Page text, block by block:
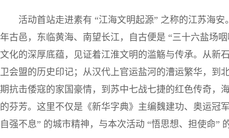
活动首站走进素有 “江海文明起源” 之称的江苏海
年古邑，东临黄海、南望长江，自古便是 “三十六盐场
文化的深厚底蕴，见证着江淮文明的滥觞与传承。从新
卫会盟的历史印记；从汉代上官运盐河的漕运繁华，到
期抗击倭寇的家国豪情，到苏中七战七捷的红色传奇，
的芬芳。这里不仅是《新华字典》主编魏建功、奥运冠
自强不息” 的城市精神，与本次活动 “悟思想、担使命”